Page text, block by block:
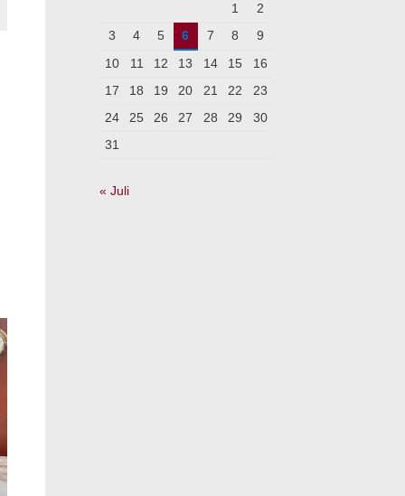
1
2
3
4 5 6 7 8
9
10
11 12 13 14 15
16
17
18 19 20 21 22
23
24
25 26 27 28 29
30
31
« Juli